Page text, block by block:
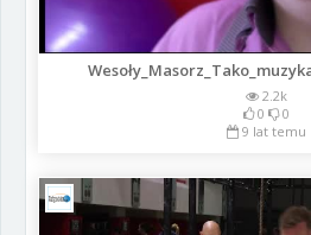
2.2k
0
0
9 lat temu